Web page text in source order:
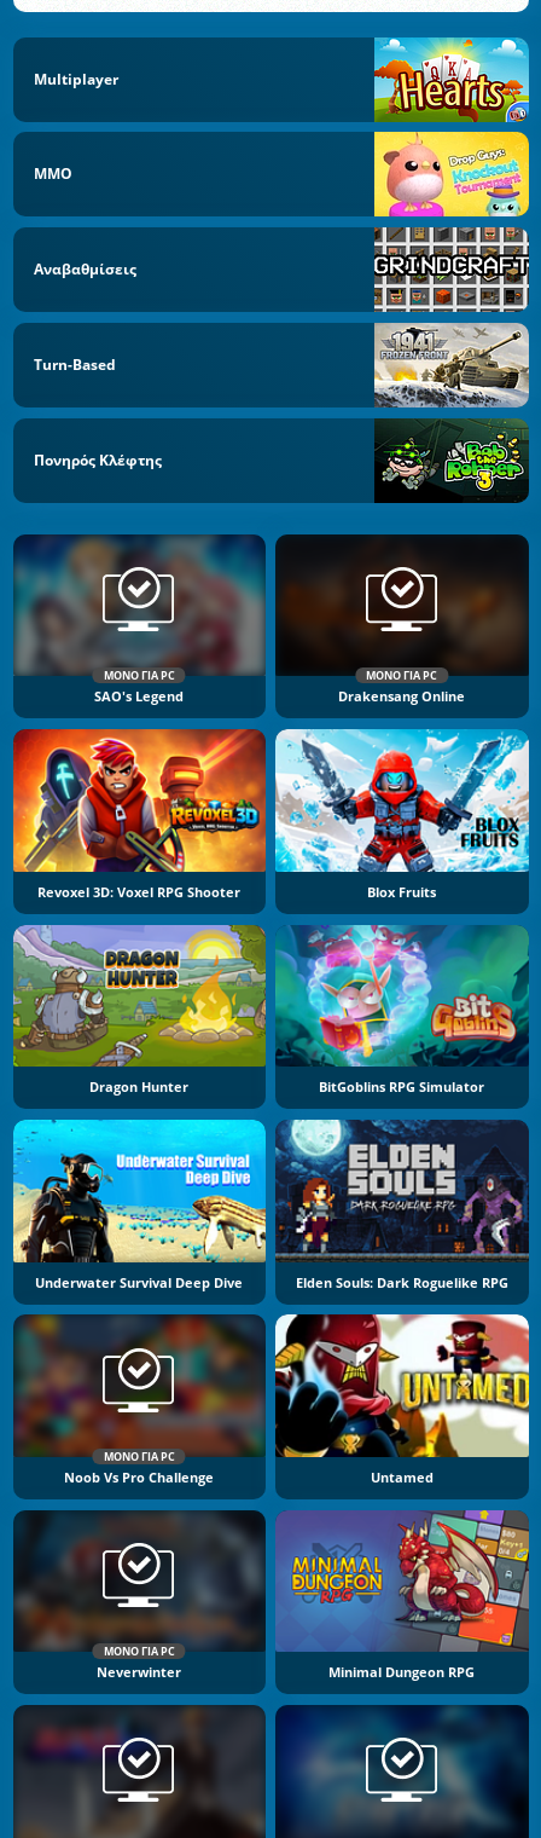
Multiplayer
MMO
Αναβαθμίσεις
Turn-Based
Πονηρός Κλέφτης
ΜΌΝΟ ΓΙΑ PC
SAO's Legend
ΜΌΝΟ ΓΙΑ PC
Drakensang Online
Revoxel 3D: Voxel RPG Shooter Blox Fruits
Dragon Hunter BitGoblins RPG Simulator
Underwater Survival Deep Dive Elden Souls: Dark Roguelike RPG
ΜΌΝΟ ΓΙΑ PC
Noob Vs Pro Challenge Untamed
ΜΌΝΟ ΓΙΑ PC
Neverwinter Minimal Dungeon RPG